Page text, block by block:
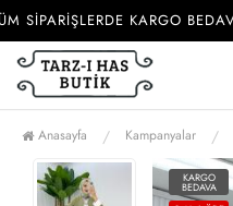
KARGO BEDAVA✨
Anasayfa Kampanyalar
KARGO
BEDAVA